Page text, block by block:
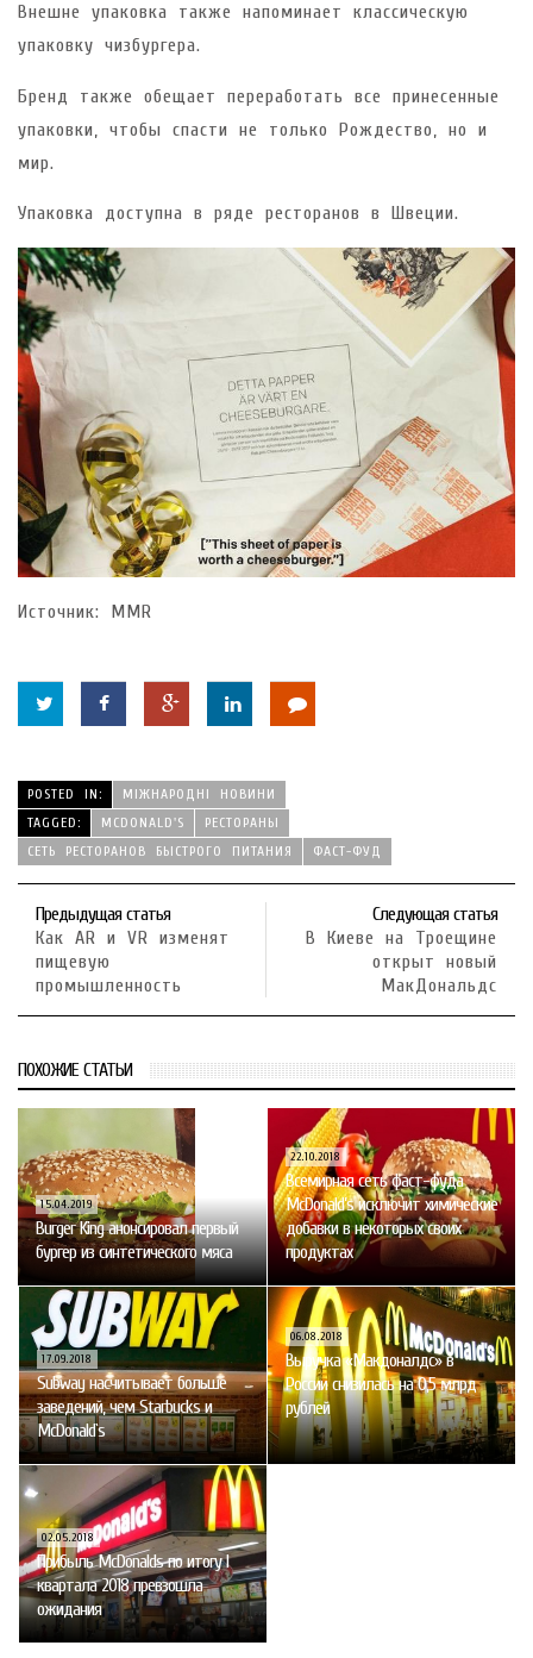
Внешне упаковка также напоминает классическую
упаковку чизбургера.
Бренд также обещает переработать все принесенные
упаковки, чтобы спасти не только Рождество, но и
мир.
Упаковка доступна в ряде ресторанов в Швеции.
Источник: MMR
POSTED IN:
МІЖНАРОДНІ НОВИНИ
TAGGED:
MCDONALD'S
РЕСТОРАНЫ
СЕТЬ РЕСТОРАНОВ БЫСТРОГО ПИТАНИЯ
ФАСТ-ФУД
Предыдущая статья
Как AR и VR изменят
пищевую
промышленность
Следующая статья
В Киеве на Троещине
открыт новый
МакДональдс
ПОХОЖИЕ СТАТЬИ
15.04.2019
Burger King анонсировал первый
бургер из синтетического мяса
22.10.2018
Всемирная сеть фаст-фуда
McDonald’s исключит химические
добавки в некоторых своих
продуктах
17.09.2018
Subway насчитывает больше
заведений, чем Starbucks и
McDonald`s
06.08.2018
Выручка «Макдоналдс» в
России снизилась на 0,5 млрд
рублей
02.05.2018
Прибыль McDonalds по итогу I
квартала 2018 превзошла
ожидания